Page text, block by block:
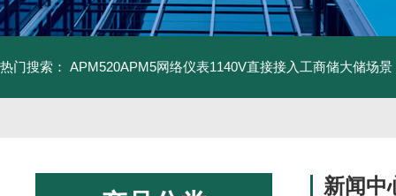
热门搜索： APM520APM5网络仪表1140V直接接入工商储大储场景
新闻中